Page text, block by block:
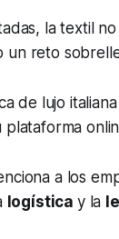
la textil
reto
de lujo
a los
logística y la